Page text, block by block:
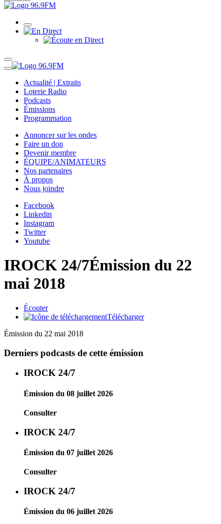
Actualité | Extraits
Loterie Radio
Podcasts
Émissions
Programmation
Annoncer sur les ondes
Faire un don
Devenir membre
ÉQUIPE/ANIMATEURS
Nos partenaires
À propos
Nous joindre
Facebook
Linkedin
Instagram
Twitter
Youtube
IROCK 24/7Émission du 22
mai 2018
Écouter
Télécharger
Émission du 22 mai 2018
Derniers podcasts de cette émission
IROCK 24/7
Émission du 08 juillet 2026
Consulter
IROCK 24/7
Émission du 07 juillet 2026
Consulter
IROCK 24/7
Émission du 06 juillet 2026